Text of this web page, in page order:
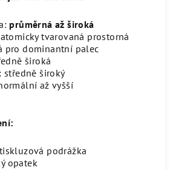
: průměrná až široká
tvarovaná prostorná
pro dominantní palec
široká
: středně široký
až vyšší
podrážka
opatek